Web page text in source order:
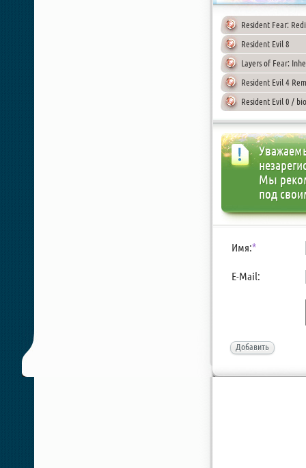
Resident Fear:
Resident Evil 8
Layers of Fear:
Resident Evil 4
Resident Evil 0 /
Мы
под
Имя:*
E-Mail:
Добавить